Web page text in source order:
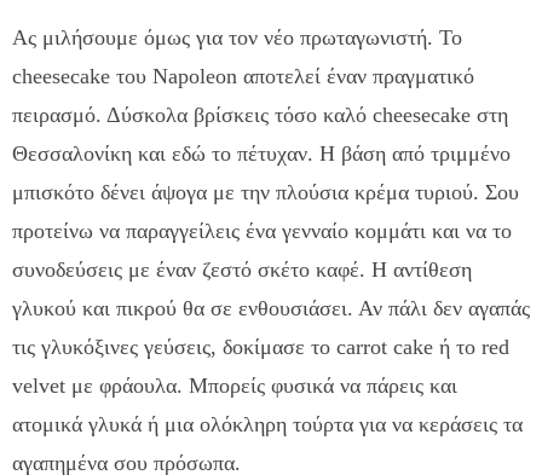
Ας μιλήσουμε όμως για τον νέο πρωταγωνιστή. Το
cheesecake του Napoleon αποτελεί έναν πραγματικό
πειρασμό. Δύσκολα βρίσκεις τόσο καλό cheesecake στη
Θεσσαλονίκη και εδώ το πέτυχαν. Η βάση από τριμμένο
μπισκότο δένει άψογα με την πλούσια κρέμα τυριού. Σου
προτείνω να παραγγείλεις ένα γενναίο κομμάτι και να το
συνοδεύσεις με έναν ζεστό σκέτο καφέ. Η αντίθεση
γλυκού και πικρού θα σε ενθουσιάσει. Αν πάλι δεν αγαπάς
τις γλυκόξινες γεύσεις, δοκίμασε το carrot cake ή το red
velvet με φράουλα. Μπορείς φυσικά να πάρεις και
ατομικά γλυκά ή μια ολόκληρη τούρτα για να κεράσεις τα
αγαπημένα σου πρόσωπα.